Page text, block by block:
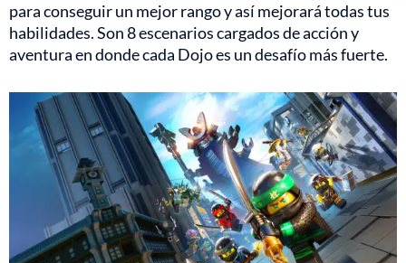
para conseguir un mejor rango y así mejorará todas tus
habilidades. Son 8 escenarios cargados de acción y
aventura en donde cada Dojo es un desafío más fuerte.